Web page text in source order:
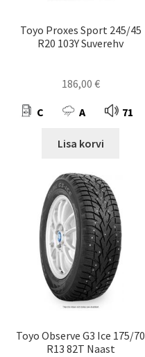
Toyo Proxes Sport 245/45
R20 103Y Suverehv
186,00 €
C A 71
Lisa korvi
Toyo Observe G3 Ice 175/70
R13 82T Naast